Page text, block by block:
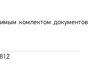
комлектом документов